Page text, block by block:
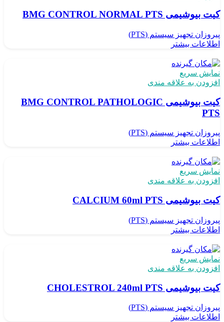
کیت بیوشیمی BMG CONTROL NORMAL PTS
پیروزان تجهیز سیستم (PTS)
اطلاعات بیشتر
نمایش سریع
افزودن به علاقه مندی
کیت بیوشیمی BMG CONTROL PATHOLOGIC
PTS
پیروزان تجهیز سیستم (PTS)
اطلاعات بیشتر
نمایش سریع
افزودن به علاقه مندی
کیت بیوشیمی CALCIUM 60ml PTS
پیروزان تجهیز سیستم (PTS)
اطلاعات بیشتر
نمایش سریع
افزودن به علاقه مندی
کیت بیوشیمی CHOLESTROL 240ml PTS
پیروزان تجهیز سیستم (PTS)
اطلاعات بیشتر